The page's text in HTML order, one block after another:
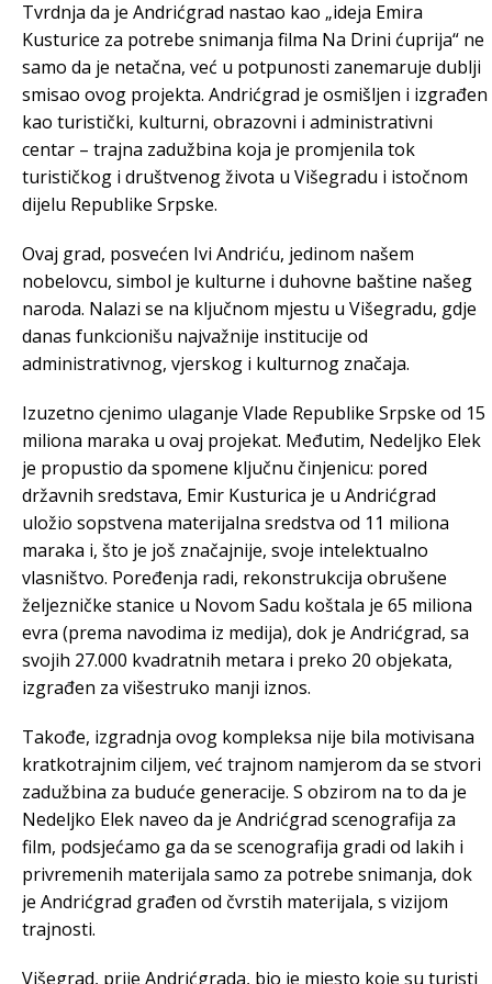
Tvrdnja da je Andrićgrad nastao kao „ideja Emira
Kusturice za potrebe snimanja filma Na Drini ćuprija“ ne
samo da je netačna, već u potpunosti zanemaruje dublji
smisao ovog projekta. Andrićgrad je osmišljen i izgrađen
kao turistički, kulturni, obrazovni i administrativni
centar – trajna zadužbina koja je promjenila tok
turističkog i društvenog života u Višegradu i istočnom
dijelu Republike Srpske.
Ovaj grad, posvećen Ivi Andriću, jedinom našem
nobelovcu, simbol je kulturne i duhovne baštine našeg
naroda. Nalazi se na ključnom mjestu u Višegradu, gdje
danas funkcionišu najvažnije institucije od
administrativnog, vjerskog i kulturnog značaja.
Izuzetno cjenimo ulaganje Vlade Republike Srpske od 15
miliona maraka u ovaj projekat. Međutim, Nedeljko Elek
je propustio da spomene ključnu činjenicu: pored
državnih sredstava, Emir Kusturica je u Andrićgrad
uložio sopstvena materijalna sredstva od 11 miliona
maraka i, što je još značajnije, svoje intelektualno
vlasništvo. Poređenja radi, rekonstrukcija obrušene
željezničke stanice u Novom Sadu koštala je 65 miliona
evra (prema navodima iz medija), dok je Andrićgrad, sa
svojih 27.000 kvadratnih metara i preko 20 objekata,
izgrađen za višestruko manji iznos.
Takođe, izgradnja ovog kompleksa nije bila motivisana
kratkotrajnim ciljem, već trajnom namjerom da se stvori
zadužbina za buduće generacije. S obzirom na to da je
Nedeljko Elek naveo da je Andrićgrad scenografija za
film, podsjećamo ga da se scenografija gradi od lakih i
privremenih materijala samo za potrebe snimanja, dok
je Andrićgrad građen od čvrstih materijala, s vizijom
trajnosti.
Višegrad, prije Andrićgrada, bio je mjesto koje su turisti